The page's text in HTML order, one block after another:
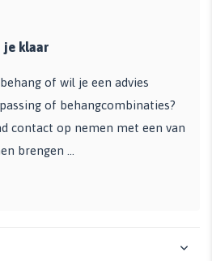
klaar
of wil je een advies
of behangcombinaties?
contact op nemen met een van
brengen ...